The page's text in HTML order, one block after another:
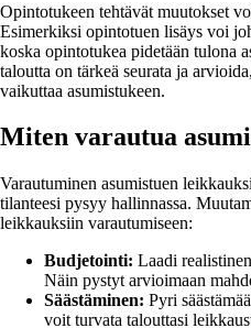
Opintotukeen tehtävät muutokset
Esimerkiksi opintotuen lisäys voi
koska opintotukea pidetään tulona
taloutta on tärkeä seurata ja
vaikuttaa asumistukeen.
Miten varautua
Varautuminen asumistuen
tilanteesi pysyy hallinnassa.
leikkauksiin varautumiseen:
Budjetointi: Laadi
Näin pystyt arvioimaan
Säästäminen: Pyri
voit turvata talouttasi